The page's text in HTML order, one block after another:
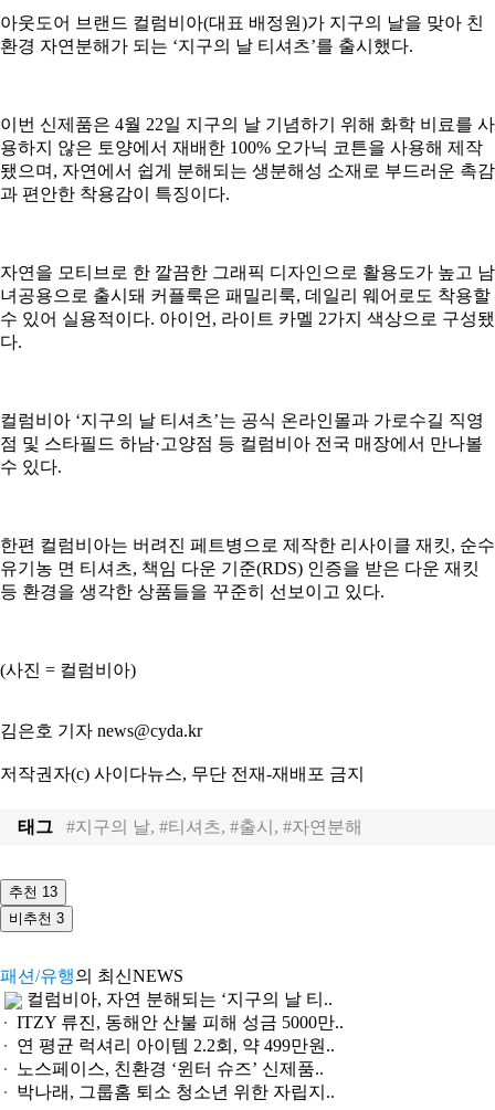
아웃도어 브랜드 컬럼비아(대표 배정원)가 지구의 날을 맞아 친
환경 자연분해가 되는 ‘지구의 날 티셔츠’를 출시했다.
이번 신제품은 4월 22일 지구의 날 기념하기 위해 화학 비료를 사
용하지 않은 토양에서 재배한 100% 오가닉 코튼을 사용해 제작
됐으며, 자연에서 쉽게 분해되는 생분해성 소재로 부드러운 촉감
과 편안한 착용감이 특징이다.
자연을 모티브로 한 깔끔한 그래픽 디자인으로 활용도가 높고 남
녀공용으로 출시돼 커플룩은 패밀리룩, 데일리 웨어로도 착용할
수 있어 실용적이다. 아이언, 라이트 카멜 2가지 색상으로 구성됐
다.
컬럼비아 ‘지구의 날 티셔츠’는 공식 온라인몰과 가로수길 직영
점 및 스타필드 하남·고양점 등 컬럼비아 전국 매장에서 만나볼
수 있다.
한편 컬럼비아는 버려진 페트병으로 제작한 리사이클 재킷, 순수
유기농 면 티셔츠, 책임 다운 기준(RDS) 인증을 받은 다운 재킷
등 환경을 생각한 상품들을 꾸준히 선보이고 있다.
(사진 = 컬럼비아)
김은호 기자 news@cyda.kr
저작권자(c) 사이다뉴스, 무단 전재-재배포 금지
태그 #지구의 날, #티셔츠, #출시, #자연분해
추천 13
비추천 3
패션/유행의 최신NEWS
컬럼비아, 자연 분해되는 ‘지구의 날 티..
ITZY 류진, 동해안 산불 피해 성금 5000만..
연 평균 럭셔리 아이템 2.2회, 약 499만원..
노스페이스, 친환경 ‘윈터 슈즈’ 신제품..
박나래, 그룹홈 퇴소 청소년 위한 자립지..